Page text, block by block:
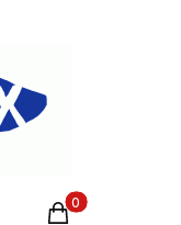
Produkty w